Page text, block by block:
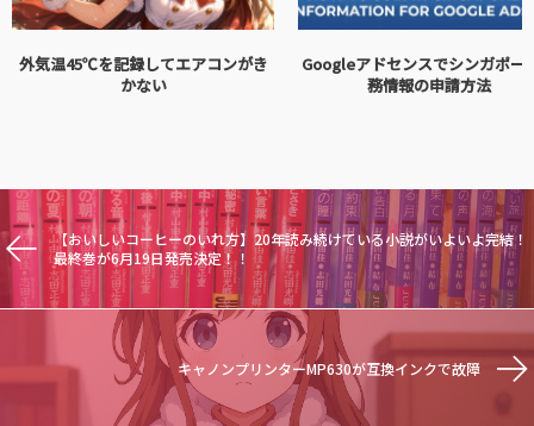
外気温45℃を記録してエアコンがき
かない
Googleアドセンスでシンガポー
務情報の申請方法
【おいしいコーヒーのいれ方】20年読み続けている小説がいよいよ完結！
最終巻が6月19日発売決定！！
キャノンプリンターMP630が互換インクで故障